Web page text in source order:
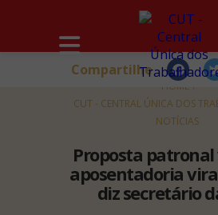
HOME
CUT - CENTRAL ÚNICA DOS
NOTÍCIAS
Proposta
aposentadoria
diz secretário
Compartilhe